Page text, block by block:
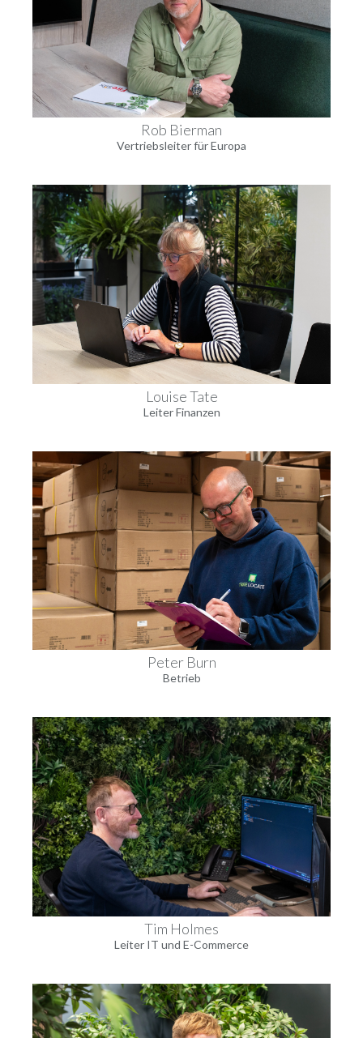
Rob Bierman
Vertriebsleiter für Europa
Louise Tate
Leiter Finanzen
Peter Burn
Betrieb
Tim Holmes
Leiter IT und E-Commerce